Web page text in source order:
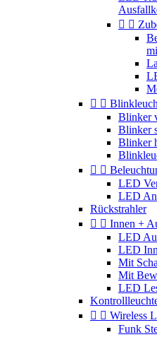
 
 
Blinker
Blinker
Blinker
 
LED
LED
Rückstrahler
  Innen +
LED
LED
Mit
Mit
LED
  Wireless
Funk